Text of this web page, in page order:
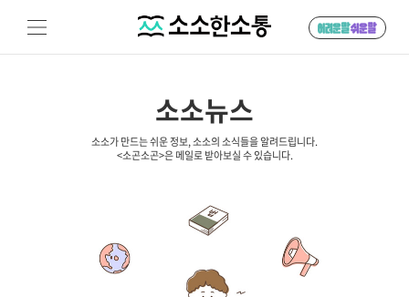
소소뉴스
소소가 만드는 쉬운 정보, 소소의 소식들을 알려드립니다.
<소곤소곤>은 메일로 받아보실 수 있습니다.